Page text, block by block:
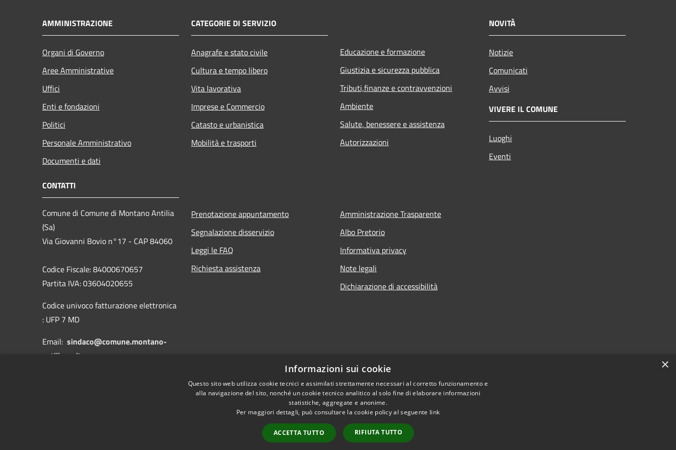
AMMINISTRAZIONE
Organi di Governo
Aree Amministrative
Uffici
Enti e fondazioni
Politici
Personale Amministrativo
Documenti e dati
CATEGORIE DI SERVIZIO
Anagrafe e stato civile
Cultura e tempo libero
Vita lavorativa
Imprese e Commercio
Catasto e urbanistica
Mobilità e trasporti
Educazione e formazione
Giustizia e sicurezza pubblica
Tributi,finanze e contravvenzioni
Ambiente
Salute, benessere e assistenza
Autorizzazioni
NOVITÀ
Notizie
Comunicati
Avvisi
VIVERE IL COMUNE
Luoghi
Eventi
CONTATTI
Comune di Comune di Montano Antilia
(Sa)
Via Giovanni Bovio n°17 - CAP 84060
Codice Fiscale: 84000670657
Partita IVA: 03604020655
Codice univoco fatturazione elettronica
: UFP 7 MD
Email: sindaco@comune.montano-
antilia.sa.it
Prenotazione appuntamento
Segnalazione disservizio
Leggi le FAQ
Richiesta assistenza
Amministrazione Trasparente
Albo Pretorio
Informativa privacy
Note legali
Dichiarazione di accessibilità
Copyright © 2026 • Comune di Montano Antilia • Powered by
×
Informazioni sui cookie
Questo sito web utilizza cookie tecnici e assimilati strettamente necessari al corretto funzionamento e
alla navigazione del sito, nonché un cookie tecnico analitico al solo fine di elaborare informazioni
statistiche, aggregate e anonime.
Per maggiori dettagli, può consultare la cookie policy al seguente link
ACCETTA TUTTO RIFIUTA TUTTO